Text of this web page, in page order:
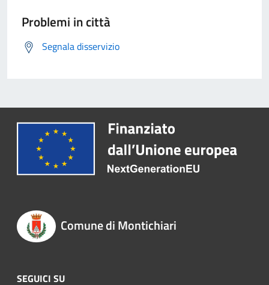
Problemi in città
Segnala disservizio
Comune di Montichiari
SEGUICI SU